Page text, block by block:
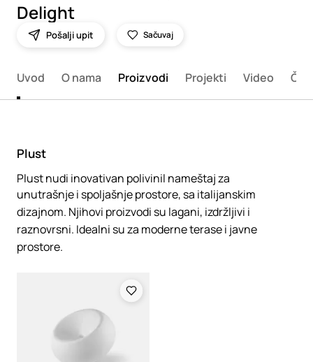
Delight
Pošalji upit Sačuvaj
Uvod O nama Proizvodi Projekti Video
Plust
Plust nudi inovativan polivinil nameštaj za
unutrašnje i spoljašnje prostore, sa italijanskim
dizajnom. Njihovi proizvodi su lagani, izdržljivi i
raznovrsni. Idealni su za moderne terase i javne
prostore.